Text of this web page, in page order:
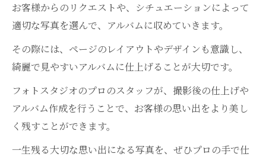
お客様からのリクエストや、シチュエーションによって
適切な写真を選んで、アルバムに収めていきます。
その際には、ページのレイアウトやデザインも意識し、
綺麗で見やすいアルバムに仕上げることが大切です。
フォトスタジオのプロのスタッフが、撮影後の仕上げや
アルバム作成を行うことで、お客様の思い出をより美し
く残すことができます。
一生残る大切な思い出になる写真を、ぜひプロの手で仕